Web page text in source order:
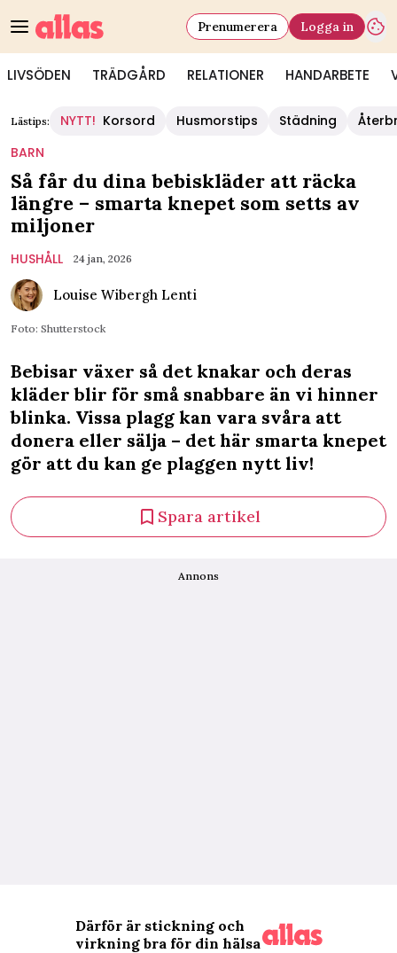
LIVSÖDEN TRÄDGÅRD RELATIONER HANDARBETE
Prenumerera Logga in
Lästips: NYTT! Korsord Husmorstips Städning
BARN
Så får du dina bebiskläder att räcka
längre – smarta knepet som setts av
miljoner
HUSHÅLL 24 jan, 2026
Louise Wibergh Lenti
Foto: Shutterstock
Bebisar växer så det knakar och deras
kläder blir för små snabbare än vi hinner
blinka. Vissa plagg kan vara svåra att
donera eller sälja – det här smarta knepet
gör att du kan ge plaggen nytt liv!
Spara artikel
Annons
Därför är stickning och
virkning bra för din hälsa